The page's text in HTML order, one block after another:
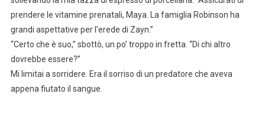
prendere le vitamine prenatali, Maya. La famiglia Robinson ha
grandi aspettative per l’erede di Zayn.”
“Certo che è suo,” sbottò, un po’ troppo in fretta. “Di chi altro
dovrebbe essere?”
Mi limitai a sorridere. Era il sorriso di un predatore che aveva
appena fiutato il sangue.